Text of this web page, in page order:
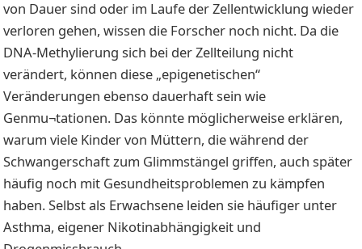
von Dauer sind oder im Laufe der Zellentwicklung wieder
verloren gehen, wissen die Forscher noch nicht. Da die
DNA-Methylierung sich bei der Zellteilung nicht
verändert, können diese „epigenetischen“
Veränderungen ebenso dauerhaft sein wie
Genmu¬tationen. Das könnte möglicherweise erklären,
warum viele Kinder von Müttern, die während der
Schwangerschaft zum Glimmstängel griffen, auch später
häufig noch mit Gesundheitsproblemen zu kämpfen
haben. Selbst als Erwachsene leiden sie häufiger unter
Asthma, eigener Nikotinabhängigkeit und